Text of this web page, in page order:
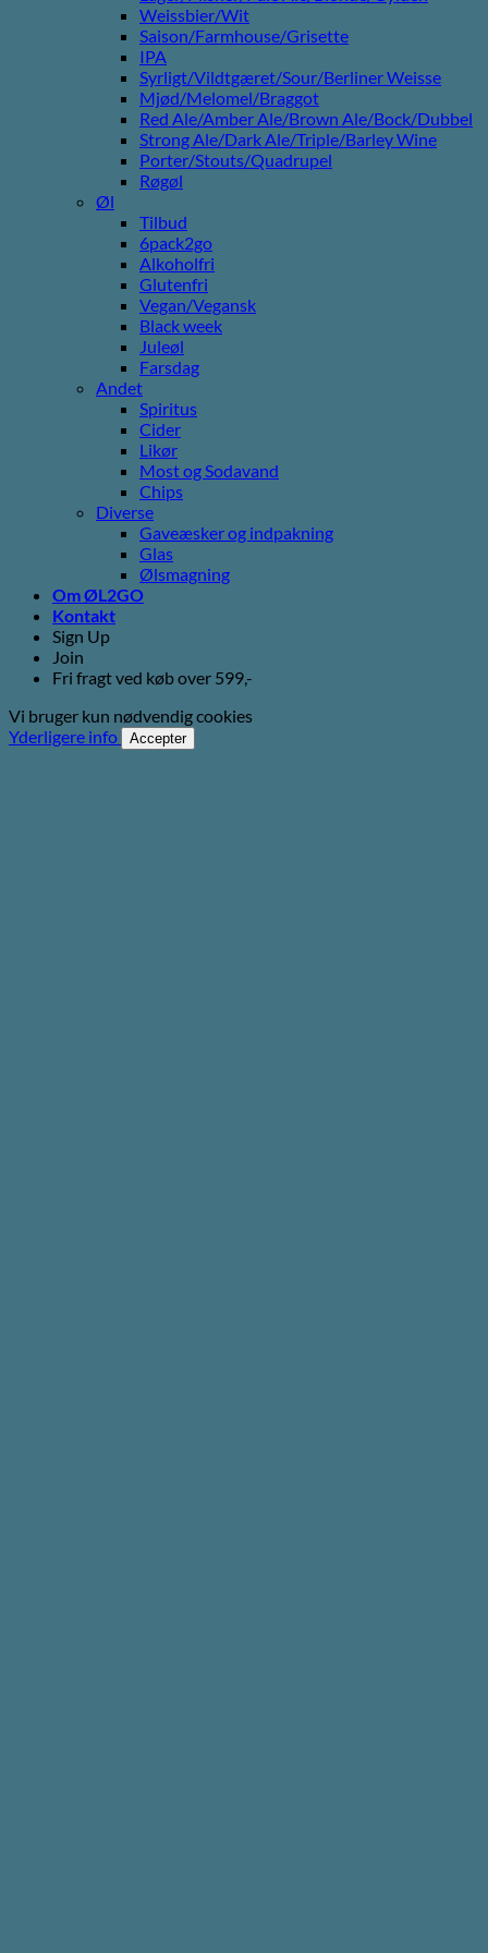
Weissbier/Wit
Saison/Farmhouse/Grisette
IPA
Syrligt/Vildtgæret/Sour/Berliner Weisse
Mjød/Melomel/Braggot
Red Ale/Amber Ale/Brown Ale/Bock/Dubbel
Strong Ale/Dark Ale/Triple/Barley Wine
Porter/Stouts/Quadrupel
Røgøl
Øl
Tilbud
6pack2go
Alkoholfri
Glutenfri
Vegan/Vegansk
Black week
Juleøl
Farsdag
Andet
Spiritus
Cider
Likør
Most og Sodavand
Chips
Diverse
Gaveæsker og indpakning
Glas
Ølsmagning
Om ØL2GO
Kontakt
Sign Up
Join
Fri fragt ved køb over 599,-
Vi bruger kun nødvendig cookies
Yderligere info
Accepter